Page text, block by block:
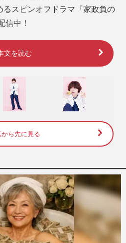
るスピンオフドラマ『家政負の
信中！
文を読む
から先に見る